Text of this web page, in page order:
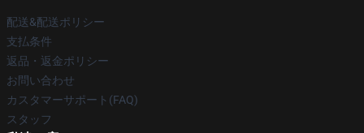
配送&配送ポリシー
支払条件
返品・返金ポリシー
お問い合わせ
カスタマーサポート(FAQ)
スタッフ